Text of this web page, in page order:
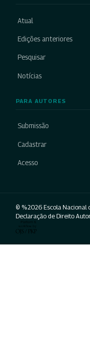
Atual
Edições anteriores
Pesquisar
Notícias
PARA AUTORES
Submissão
Cadastrar
Acesso
© %2026 Escola Nacional
Declaração de Direito